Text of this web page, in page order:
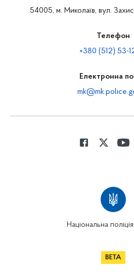
54005, м. Миколаїв, вул.
Телефон
+380 (512) 53-
Електронна
Національна